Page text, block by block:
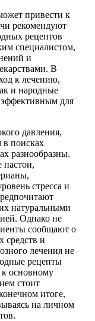
привести к
рекомендуют
рецептов
специалистом,
и
В
к лечению,
и народные
эффективным для
давления,
в поисках
разнообразны.
настои,
стресса и
натуральными
Однако не
сообщают о
средств и
лечения не
рецепты
основному
стоит
итоге,
на личном